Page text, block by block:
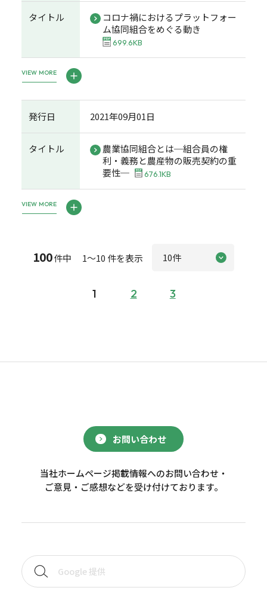
タイトル
コロナ禍におけるプラットフォー
ム協同組合をめぐる動き
699.6KB
VIEW MORE
発行日 2021年09月01日
タイトル
農業協同組合とは─組合員の権
利・義務と農産物の販売契約の重
要性─
676.1KB
VIEW MORE
100件中 1～10 件を表示
1 2 3
お問い合わせ
当社ホームページ掲載情報へのお問い合わせ・
ご意見・ご感想などを受け付けております。